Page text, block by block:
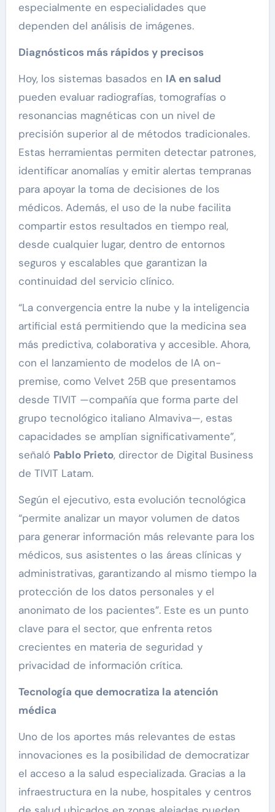
especialmente en especialidades que
dependen del análisis de imágenes.
Diagnósticos más rápidos y precisos
Hoy, los sistemas basados en IA en salud
pueden evaluar radiografías, tomografías o
resonancias magnéticas con un nivel de
precisión superior al de métodos tradicionales.
Estas herramientas permiten detectar patrones,
identificar anomalías y emitir alertas tempranas
para apoyar la toma de decisiones de los
médicos. Además, el uso de la nube facilita
compartir estos resultados en tiempo real,
desde cualquier lugar, dentro de entornos
seguros y escalables que garantizan la
continuidad del servicio clínico.
“La convergencia entre la nube y la inteligencia
artificial está permitiendo que la medicina sea
más predictiva, colaborativa y accesible. Ahora,
con el lanzamiento de modelos de IA on-
premise, como Velvet 25B que presentamos
desde TIVIT —compañía que forma parte del
grupo tecnológico italiano Almaviva—, estas
capacidades se amplían significativamente”,
señaló Pablo Prieto, director de Digital Business
de TIVIT Latam.
Según el ejecutivo, esta evolución tecnológica
“permite analizar un mayor volumen de datos
para generar información más relevante para los
médicos, sus asistentes o las áreas clínicas y
administrativas, garantizando al mismo tiempo la
protección de los datos personales y el
anonimato de los pacientes”. Este es un punto
clave para el sector, que enfrenta retos
crecientes en materia de seguridad y
privacidad de información crítica.
Tecnología que democratiza la atención
médica
Uno de los aportes más relevantes de estas
innovaciones es la posibilidad de democratizar
el acceso a la salud especializada. Gracias a la
infraestructura en la nube, hospitales y centros